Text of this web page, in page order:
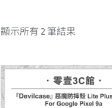
顯示所有 2 筆結果
原
始
價
格：
目
前
價
格：